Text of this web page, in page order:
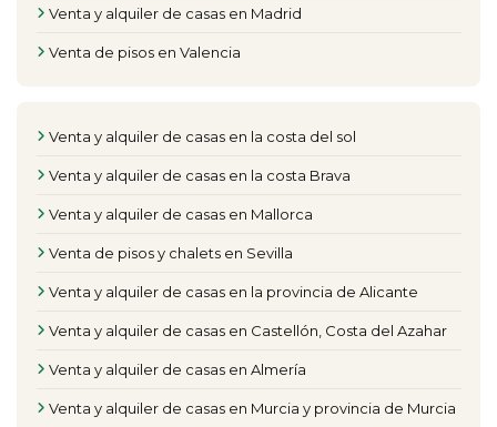
Venta y alquiler de casas en Madrid
Venta de pisos en Valencia
Venta y alquiler de casas en la costa del sol
Venta y alquiler de casas en la costa Brava
Venta y alquiler de casas en Mallorca
Venta de pisos y chalets en Sevilla
Venta y alquiler de casas en la provincia de Alicante
Venta y alquiler de casas en Castellón, Costa del Azahar
Venta y alquiler de casas en Almería
Venta y alquiler de casas en Murcia y provincia de Murcia